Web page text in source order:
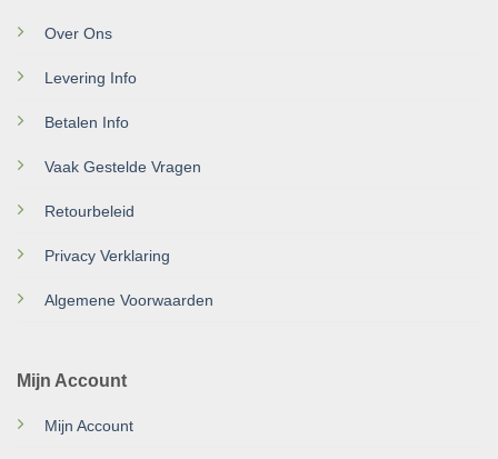
Over Ons
Levering Info
Betalen Info
Vaak Gestelde Vragen
Retourbeleid
Privacy Verklaring
Algemene Voorwaarden
Mijn Account
Mijn Account